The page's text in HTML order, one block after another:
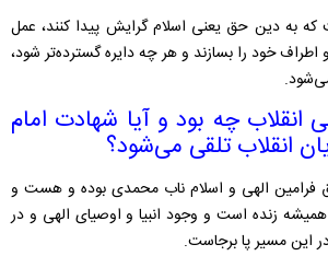
به دین حق یعنی اسلام گرایش پیدا کنند، عمل
خود را بسازند و هر چه دایره گسترده‌تر شود،
انقلاب چه بود و آیا شهادت امام
انقلاب تلقی می‌شود؟
فرامین الهی و اسلام ناب محمدی بوده و هست و
زنده است و وجود انبیا و اوصیای الهی و در
این مسیر پا برجاست.